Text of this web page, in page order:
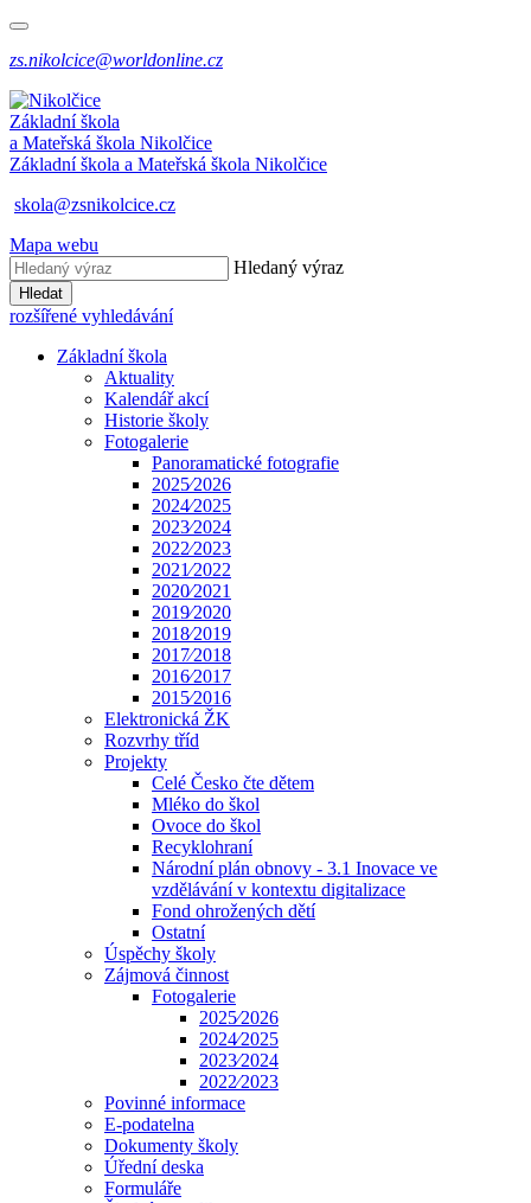
zs.nikolcice@worldonline.cz
Základní škola
a Mateřská škola Nikolčice
Základní škola a Mateřská škola Nikolčice
skola@zsnikolcice.cz
Mapa webu
Hledaný výraz
Hledat
rozšířené vyhledávání
Základní škola
Aktuality
Kalendář akcí
Historie školy
Fotogalerie
Panoramatické fotografie
2025⁄2026
2024⁄2025
2023⁄2024
2022⁄2023
2021⁄2022
2020⁄2021
2019⁄2020
2018⁄2019
2017⁄2018
2016⁄2017
2015⁄2016
Elektronická ŽK
Rozvrhy tříd
Projekty
Celé Česko čte dětem
Mléko do škol
Ovoce do škol
Recyklohraní
Národní plán obnovy - 3.1 Inovace ve
vzdělávání v kontextu digitalizace
Fond ohrožených dětí
Ostatní
Úspěchy školy
Zájmová činnost
Fotogalerie
2025⁄2026
2024⁄2025
2023⁄2024
2022⁄2023
Povinné informace
E-podatelna
Dokumenty školy
Úřední deska
Formuláře